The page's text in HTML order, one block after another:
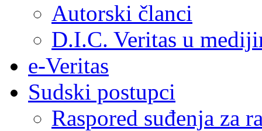
Autorski članci
D.I.C. Veritas u
e-Veritas
Sudski postupci
Raspored suđenja za